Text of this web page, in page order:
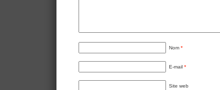
Nom *
E-mail *
Site web